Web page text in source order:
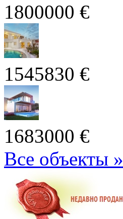
1800000 €
1545830 €
1683000 €
Все объекты »